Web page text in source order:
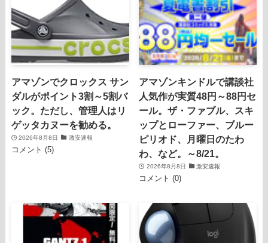
アマゾンでクロックス サン
ダルがポイント3割～5割バ
ック。ただし、管理人はリ
ゲッタカヌーを勧める。
2026年8月8日 激安速報
コメント (5)
アマゾンキンドルで講談社
人気作が実質48円～88円セ
ール。ザ・ファブル、スキ
ップとローファー、ブルー
ピリオド、月曜日のたわ
わ、など。～8/21。
2026年8月8日 激安速報
コメント (0)